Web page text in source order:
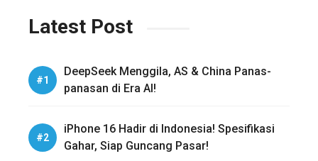
Latest Post
DeepSeek Menggila, AS & China Panas-
panasan di Era AI!
iPhone 16 Hadir di Indonesia! Spesifikasi
Gahar, Siap Guncang Pasar!